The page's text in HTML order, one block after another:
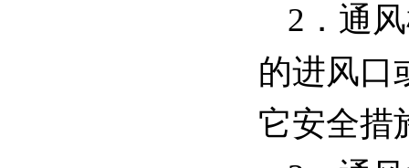
2．通
的进风口
它安全措